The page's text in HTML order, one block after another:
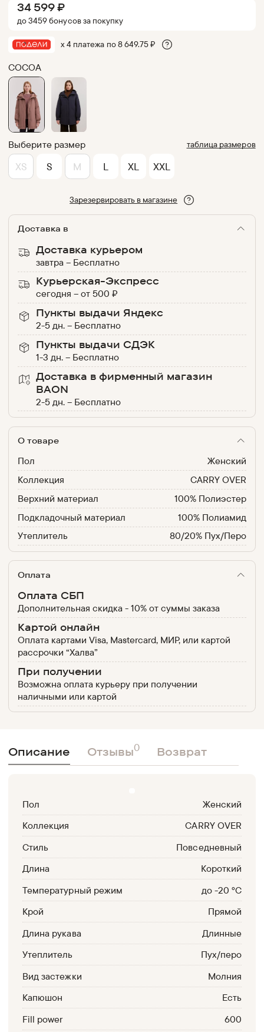
34 599 ₽
до3459бонусовза покупку
х 4 платежа по8 649.75₽
COCOA
Выберите размер таблица размеров
XS S M L XL XXL
Зарезервировать в магазине
Доставка в
Доставка курьером
завтра – Бесплатно
Курьерская-Экспресс
сегодня –от500 ₽
Пункты выдачи Яндекс
2-5 дн. – Бесплатно
Пункты выдачи СДЭК
1-3 дн. – Бесплатно
Доставка в фирменный магазин
BAON
2-5 дн. – Бесплатно
О товаре
Пол
Женский
Коллекция
CARRY OVER
Верхний материал
100% Полиэстер
Подкладочный материал
100% Полиамид
Утеплитель
80/20% Пух/Перо
Оплата
Оплата СБП
Дополнительная скидка - 10% от суммы заказа
Картой онлайн
Оплата картами Visa, Mastercard, МИР, или картой
рассрочки “Халва”
При получении
Возможна оплата курьеру при получении
наличными или картой
Описание Отзывы0 Возврат
Пол
Женский
Коллекция
CARRY OVER
Стиль
Повседневный
Длина
Короткий
Температурный режим
до -20 °С
Крой
Прямой
Длина рукава
Длинные
Утеплитель
Пух/перо
Вид застежки
Молния
Капюшон
Есть
Fill power
600